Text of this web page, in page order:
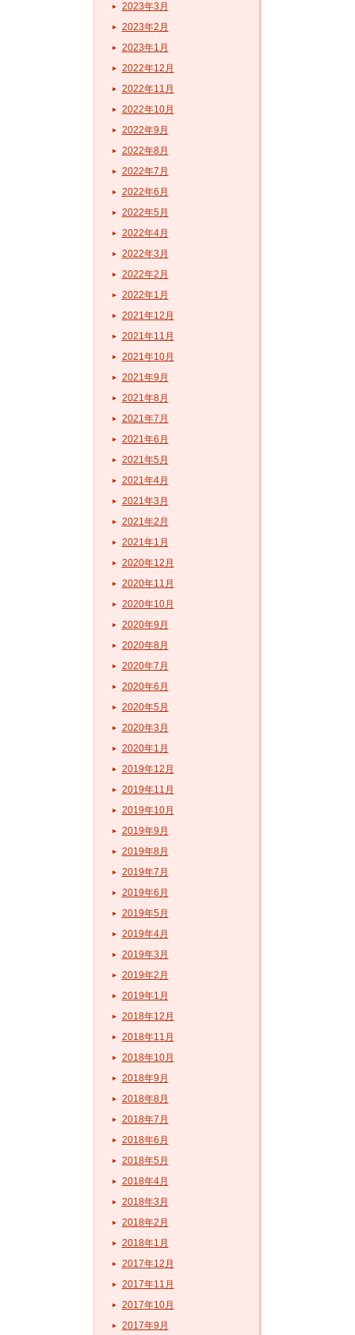
2023年3月
2023年2月
2023年1月
2022年12月
2022年11月
2022年10月
2022年9月
2022年8月
2022年7月
2022年6月
2022年5月
2022年4月
2022年3月
2022年2月
2022年1月
2021年12月
2021年11月
2021年10月
2021年9月
2021年8月
2021年7月
2021年6月
2021年5月
2021年4月
2021年3月
2021年2月
2021年1月
2020年12月
2020年11月
2020年10月
2020年9月
2020年8月
2020年7月
2020年6月
2020年5月
2020年3月
2020年1月
2019年12月
2019年11月
2019年10月
2019年9月
2019年8月
2019年7月
2019年6月
2019年5月
2019年4月
2019年3月
2019年2月
2019年1月
2018年12月
2018年11月
2018年10月
2018年9月
2018年8月
2018年7月
2018年6月
2018年5月
2018年4月
2018年3月
2018年2月
2018年1月
2017年12月
2017年11月
2017年10月
2017年9月